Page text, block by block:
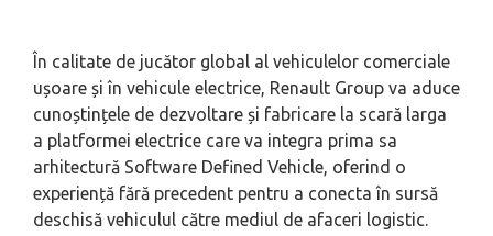
În calitate de jucător global al vehiculelor comerciale
ușoare și în vehicule electrice, Renault Group va aduce
cunoștințele de dezvoltare și fabricare la scară larga
a platformei electrice care va integra prima sa
arhitectură Software Defined Vehicle, oferind o
experiență fără precedent pentru a conecta în sursă
deschisă vehiculul către mediul de afaceri logistic.